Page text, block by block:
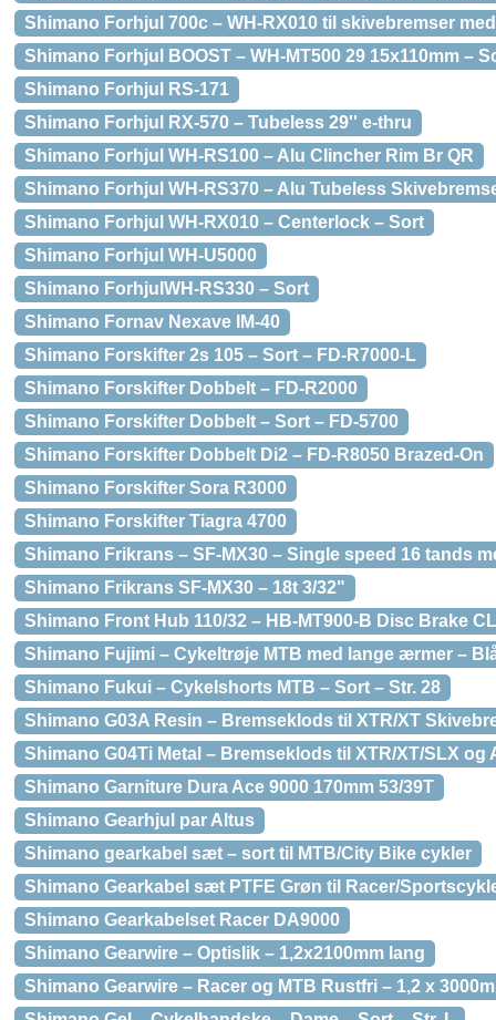
Shimano Forhjul 700c – WH-RX010 til skivebremser
Shimano Forhjul BOOST – WH-MT500 29 15x110mm –
Shimano Forhjul RS-171
Shimano Forhjul RX-570 – Tubeless 29'' e-thru
Shimano Forhjul WH-RS100 – Alu Clincher Rim Br QR
Shimano Forhjul WH-RS370 – Alu Tubeless
Shimano Forhjul WH-RX010 – Centerlock – Sort
Shimano Forhjul WH-U5000
Shimano ForhjulWH-RS330 – Sort
Shimano Fornav Nexave IM-40
Shimano Forskifter 2s 105 – Sort – FD-R7000-L
Shimano Forskifter Dobbelt – FD-R2000
Shimano Forskifter Dobbelt – Sort – FD-5700
Shimano Forskifter Dobbelt Di2 – FD-R8050 Brazed-On
Shimano Forskifter Sora R3000
Shimano Forskifter Tiagra 4700
Shimano Frikrans – SF-MX30 – Single speed 16 tands
Shimano Frikrans SF-MX30 – 18t 3/32"
Shimano Front Hub 110/32 – HB-MT900-B Disc Brake CL
Shimano Fujimi – Cykeltrøje MTB med lange ærmer –
Shimano Fukui – Cykelshorts MTB – Sort – Str. 28
Shimano G03A Resin – Bremseklods til XTR/XT
Shimano G04Ti Metal – Bremseklods til XTR/XT/SLX og
Shimano Garniture Dura Ace 9000 170mm 53/39T
Shimano Gearhjul par Altus
Shimano gearkabel sæt – sort til MTB/City Bike cykler
Shimano Gearkabel sæt PTFE Grøn til Racer/
Shimano Gearkabelset Racer DA9000
Shimano Gearwire – Optislik – 1,2x2100mm lang
Shimano Gearwire – Racer og MTB Rustfri – 1,2 x